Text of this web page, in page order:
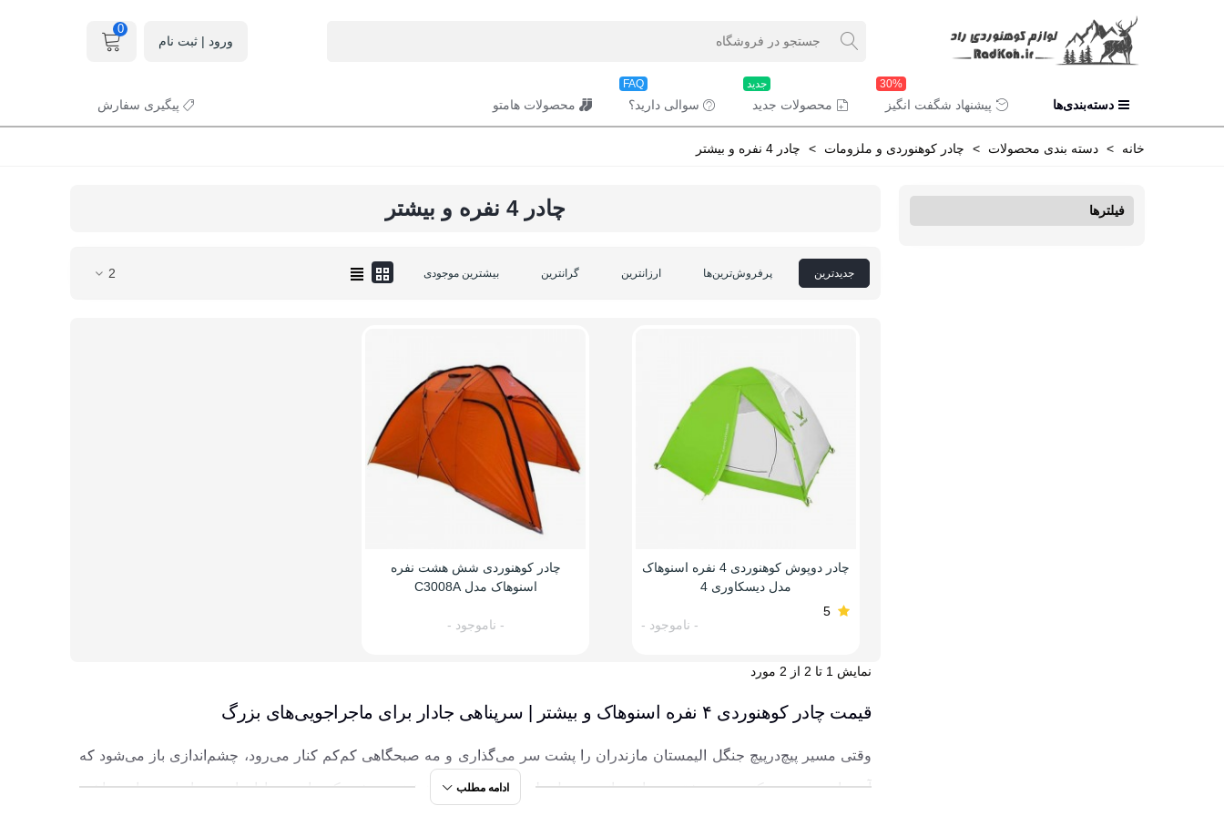
ورود | ثبت نام
0
دسته‌بندی‌ها پیشنهاد شگفت انگیز
30%
محصولات جدید
جدید
سوالی دارید؟
FAQ
محصولات هامتو پیگیری سفارش
خانه > دسته بندی محصولات > چادر کوهنوردی و ملزومات > چادر 4 نفره و بیشتر
فیلترها چادر 4 نفره و بیشتر
جدیدترین پرفروش‌ترین‌ها ارزانترین گرانترین بیشترین موجودی 2
چادر دوپوش کوهنوردی 4 نفره اسنوهاک
مدل دیسکاوری 4
5
- ناموجود -
چادر کوهنوردی شش هشت نفره
اسنوهاک مدل C3008A
- ناموجود -
نمایش 1 تا 2 از 2 مورد
قیمت چادر کوهنوردی ۴ نفره اسنوهاک و بیشتر | سرپناهی جادار برای ماجراجویی‌های بزرگ
وقتی مسیر پیچ‌درپیچ جنگل الیمستان مازندران را پشت سر می‌گذاری و مه صبحگاهی کم‌کم کنار می‌رود، چشم‌اندازی باز می‌شود که
آدم را وسوسه می‌کند مدت بیشتری بماند. ماندن در دل طبیعت، وقتی لذت‌بخش‌تر می‌شود که چادری جادار، امن و راحت همراهت باشد.
ادامه مطلب